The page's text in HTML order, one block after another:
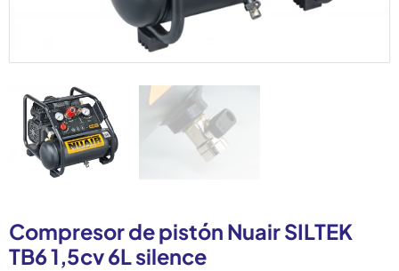
Compresor de pistón Nuair SILTEK
TB6 1,5cv 6L silence